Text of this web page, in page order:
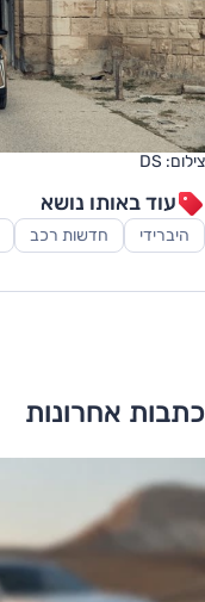
צילום: DS
עוד באותו נושא
היברידי חדשות רכב
כתבות אחרונות